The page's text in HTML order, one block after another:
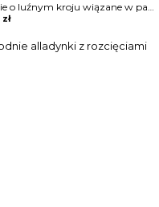
Spodnie o luźnym kroju wiązane w pasie
zł